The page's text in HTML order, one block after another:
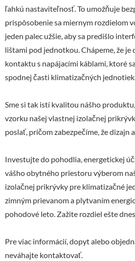
ľahkú nastaviteľnosť. To umožňuje
prispôsobenie sa miernym rozdielom
jeden palec užšie, aby sa predišlo
lištami pod jednotkou. Chápeme, že je
kontaktu s napájacími káblami, ktoré
spodnej časti klimatizačných
Sme si tak istí kvalitou nášho
vzorku našej vlastnej izolačnej
poslať, pričom zabezpečíme, že dizajn
Investujte do pohodlia, energetickej
vášho obytného priestoru výberom
izolačnej prikrývky pre klimatizačné
zimným prievanom a plytvaním
pohodové leto. Zažite rozdiel ešte
Pre viac informácií, dopyt alebo
neváhajte kontaktovať.